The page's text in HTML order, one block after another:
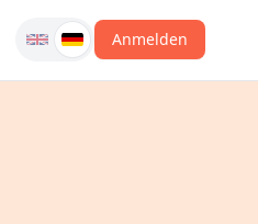
Anmelden